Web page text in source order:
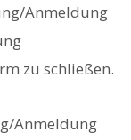
Anmeldung
zu schließen.
Anmeldung